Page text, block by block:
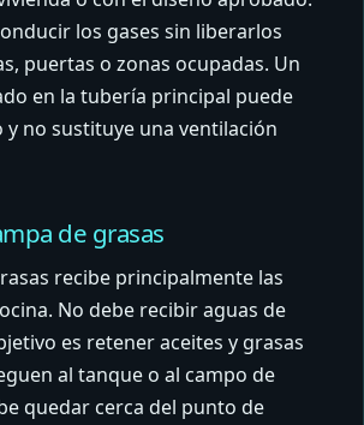
los gases sin liberarlos
puertas o zonas ocupadas. Un
en la tubería principal puede
no sustituye una ventilación
de grasas
recibe principalmente las
No debe recibir aguas de
es retener aceites y grasas
al tanque o al campo de
quedar cerca del punto de